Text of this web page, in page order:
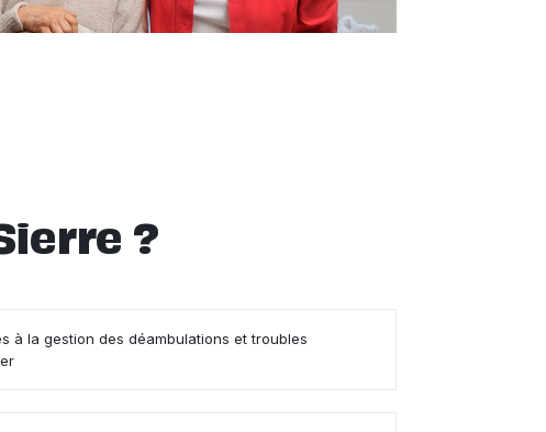
?
à la gestion des déambulations et troubles